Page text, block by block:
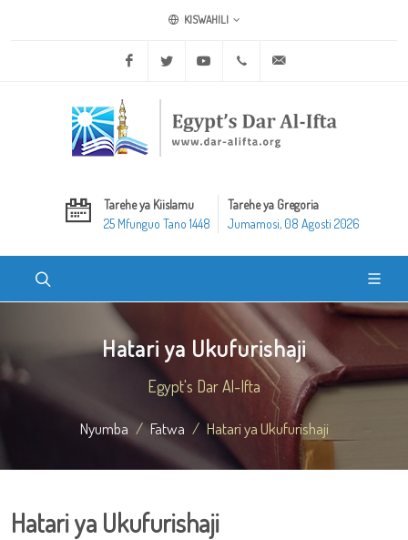
KISWAHILI
Facebook Twitter Youtube +20 2 25970400
Tarehe ya Kiislamu
25 Mfunguo Tano 1448
Tarehe ya Gregoria
Jumamosi, 08 Agosti 2026
Hatari ya Ukufurishaji
Egypt's Dar Al-Ifta
Nyumba Fatwa Hatari ya Ukufurishaji
Hatari ya Ukufurishaji